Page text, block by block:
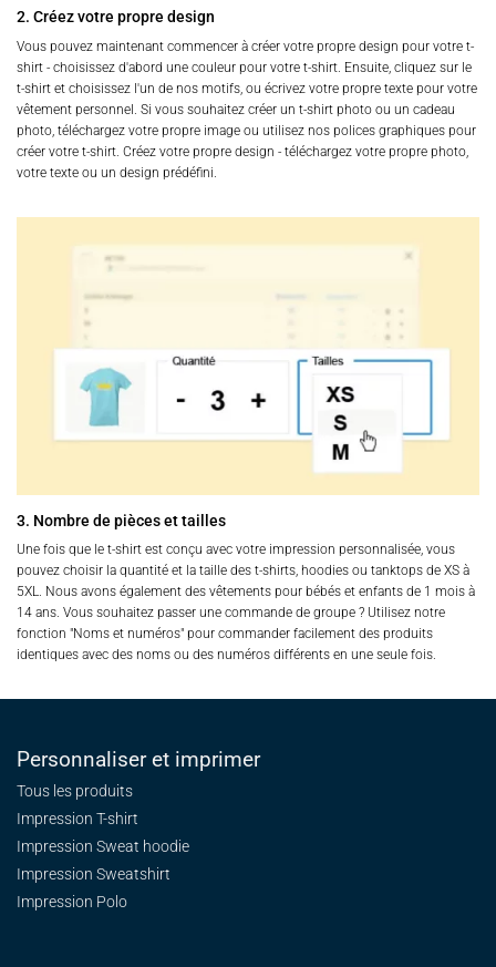
2. Créez votre propre design
Vous pouvez maintenant commencer à créer votre propre design pour votre t-
shirt - choisissez d'abord une couleur pour votre t-shirt. Ensuite, cliquez sur le
t-shirt et choisissez l'un de nos motifs, ou écrivez votre propre texte pour votre
vêtement personnel. Si vous souhaitez créer un t-shirt photo ou un cadeau
photo, téléchargez votre propre image ou utilisez nos polices graphiques pour
créer votre t-shirt. Créez votre propre design - téléchargez votre propre photo,
votre texte ou un design prédéfini.
3. Nombre de pièces et tailles
Une fois que le t-shirt est conçu avec votre impression personnalisée, vous
pouvez choisir la quantité et la taille des t-shirts, hoodies ou tanktops de XS à
5XL. Nous avons également des vêtements pour bébés et enfants de 1 mois à
14 ans. Vous souhaitez passer une commande de groupe ? Utilisez notre
fonction "Noms et numéros" pour commander facilement des produits
identiques avec des noms ou des numéros différents en une seule fois.
Personnaliser et imprimer
Tous les produits
Impression T-shirt
Impression Sweat hoodie
Impression Sweatshirt
Impression Polo